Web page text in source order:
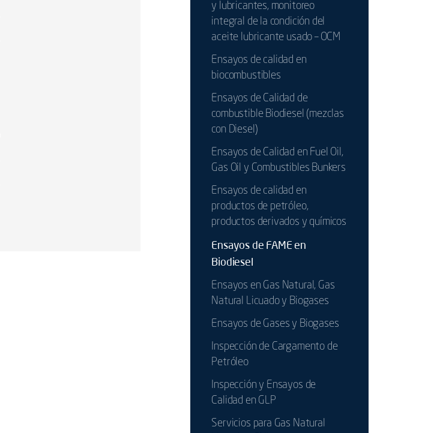
y lubricantes, monitoreo
integral de la condición del
aceite lubricante usado – OCM
Ensayos de calidad en
biocombustibles
Ensayos de Calidad de
combustible Biodiesel (mezclas
con Diesel)
Ensayos de Calidad en Fuel Oil,
Gas Oil y Combustibles Bunkers
Ensayos de calidad en
productos de petróleo,
productos derivados y químicos
Ensayos de FAME en
Biodiesel
Ensayos en Gas Natural, Gas
Natural Licuado y Biogases
Ensayos de Gases y Biogases
Inspección de Cargamento de
Petróleo
Inspección y Ensayos de
Calidad en GLP
Servicios para Gas Natural